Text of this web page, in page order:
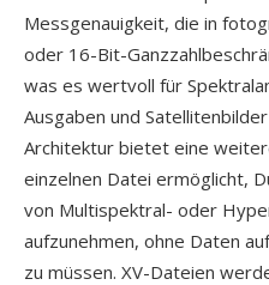
Messgenauigkeit, die in
oder 16-Bit-
was es wertvoll für
Ausgaben und
Architektur bietet eine
einzelnen Datei ermöglicht,
von Multispektral- oder
aufzunehmen, ohne Daten
zu müssen. XV-Dateien